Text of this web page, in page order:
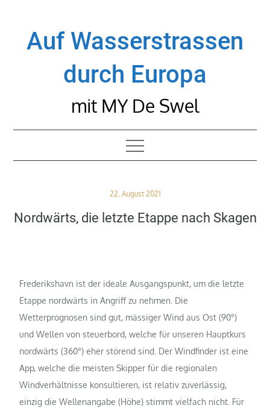
contentAuf Wasserstrassen
durch Europa
mit MY De Swel
Posted
22. August 2021
Nordwärts, die letzte Etappe nach Skagen
Frederikshavn ist der ideale Ausgangspunkt, um die letzte
Etappe nordwärts in Angriff zu nehmen. Die
Wetterprognosen sind gut, mässiger Wind aus Ost (90°)
und Wellen von steuerbord, welche für unseren Hauptkurs
nordwärts (360°) eher störend sind. Der Windfinder ist eine
App, welche die meisten Skipper für die regionalen
Windverhältnisse konsultieren, ist relativ zuverlässig,
einzig die Wellenangabe (Höhe) stimmt vielfach nicht. Für